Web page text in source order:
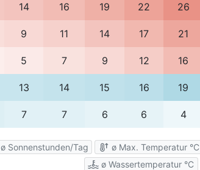
14 16 19 22 26
9 11 14 17 21
5 7 9 12 16
13 14 15 16 19
7 7 6 6 4
ø Sonnenstunden/Tag ø Max. Temperatur °C
ø Wassertemperatur °C